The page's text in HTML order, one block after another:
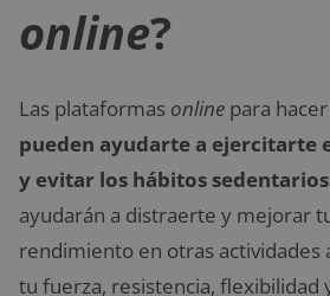
online?
Las plataformas online para
pueden ayudarte a ejercitarte
y evitar los hábitos sedentarios
ayudarán a distraerte y mejorar
rendimiento en otras actividades
tu fuerza, resistencia, flexibilidad